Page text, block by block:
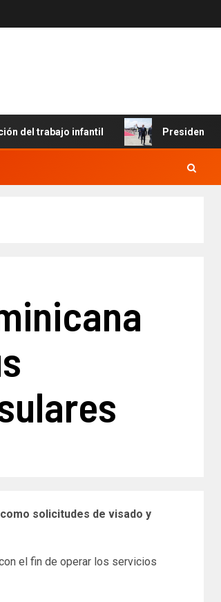
trabajo infantil Presidente
solicitudes de visado y
el fin de operar los servicios